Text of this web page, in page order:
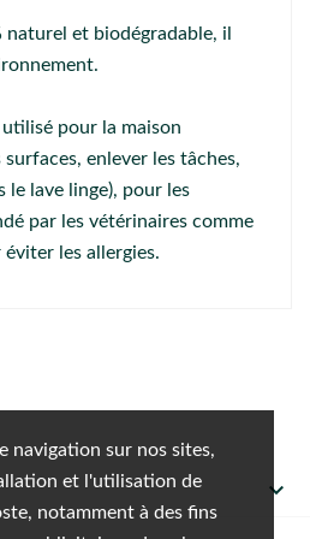
navigation sur nos sites,
et l'utilisation de
notamment à des fins
naturel et biodégradable, il
pour la maison
enlever les tâches,
le lave linge), pour les
par les vétérinaires comme
les allergies.
